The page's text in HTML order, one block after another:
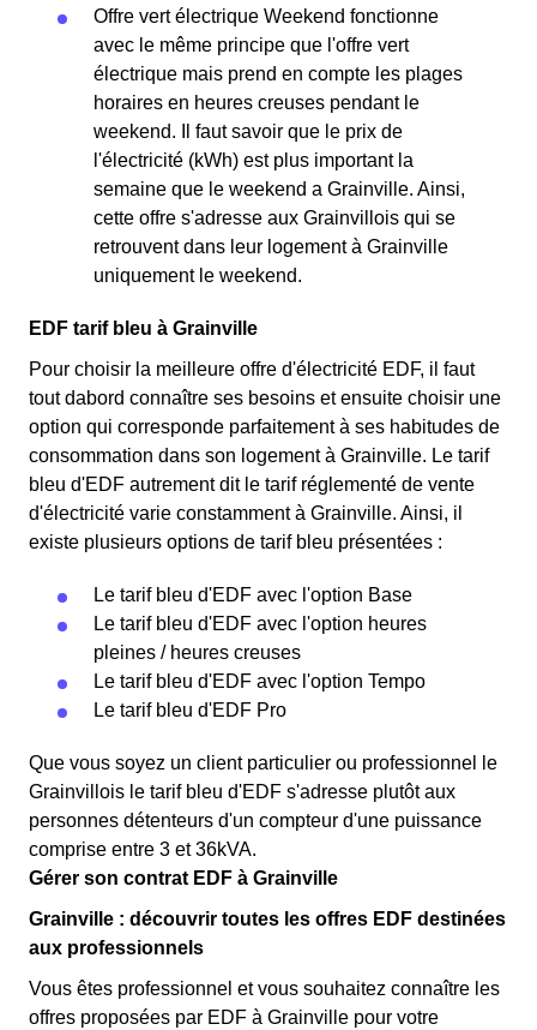
Offre vert électrique Weekend fonctionne
avec le même principe que l'offre vert
électrique mais prend en compte les plages
horaires en heures creuses pendant le
weekend. Il faut savoir que le prix de
l'électricité (kWh) est plus important la
semaine que le weekend a Grainville. Ainsi,
cette offre s'adresse aux Grainvillois qui se
retrouvent dans leur logement à Grainville
uniquement le weekend.
EDF tarif bleu à Grainville
Pour choisir la meilleure offre d'électricité EDF, il faut
tout dabord connaître ses besoins et ensuite choisir une
option qui corresponde parfaitement à ses habitudes de
consommation dans son logement à Grainville. Le tarif
bleu d'EDF autrement dit le tarif réglementé de vente
d'électricité varie constamment à Grainville. Ainsi, il
existe plusieurs options de tarif bleu présentées :
Le tarif bleu d'EDF avec l'option Base
Le tarif bleu d'EDF avec l'option heures
pleines / heures creuses
Le tarif bleu d'EDF avec l'option Tempo
Le tarif bleu d'EDF Pro
Que vous soyez un client particulier ou professionnel le
Grainvillois le tarif bleu d'EDF s'adresse plutôt aux
personnes détenteurs d'un compteur d'une puissance
comprise entre 3 et 36kVA.
Gérer son contrat EDF à Grainville
Grainville : découvrir toutes les offres EDF destinées
aux professionnels
Vous êtes professionnel et vous souhaitez connaître les
offres proposées par EDF à Grainville pour votre